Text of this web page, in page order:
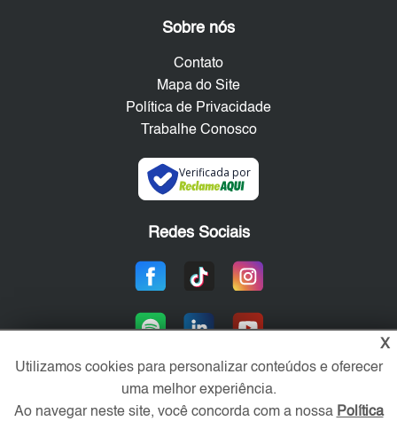
Sobre nós
Contato
Mapa do Site
Política de Privacidade
Trabalhe Conosco
Verificada por
Redes Sociais
Área exclusiva aos anunciantes,
X
Utilizamos cookies para personalizar conteúdos e oferecer
uma melhor experiência.
Ao navegar neste site, você concorda com a nossa Política